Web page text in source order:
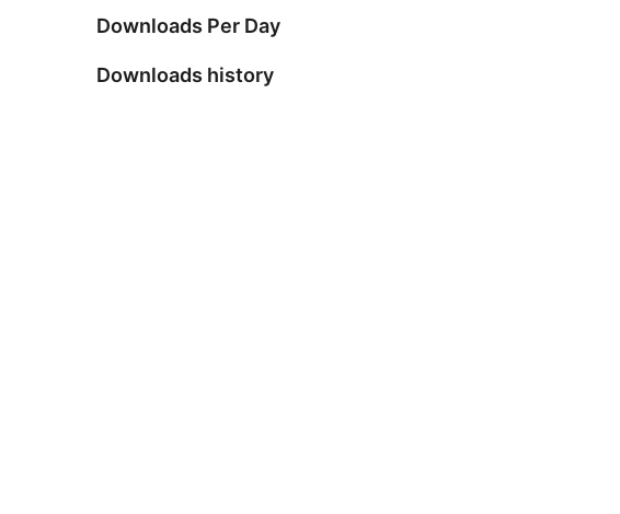
Downloads Per Day
Downloads history